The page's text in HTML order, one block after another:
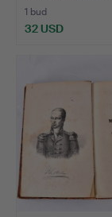
1 bud
32 USD